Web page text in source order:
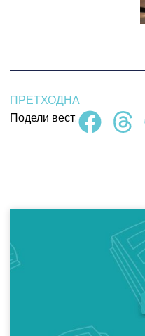
ПРЕТХОДНА
Подели вест: